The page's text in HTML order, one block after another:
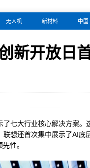
无人机 新材料 中国
新开放日
七大行业核心解决方案。
联想还首次集中展示了AI底
性。